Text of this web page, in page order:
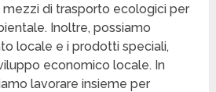
di trasporto ecologici per
Inoltre, possiamo
locale e i prodotti speciali,
economico locale. In
lavorare insieme per